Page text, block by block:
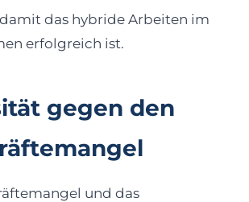
das hybride Arbeiten im
erfolgreich ist.
gegen den
und das